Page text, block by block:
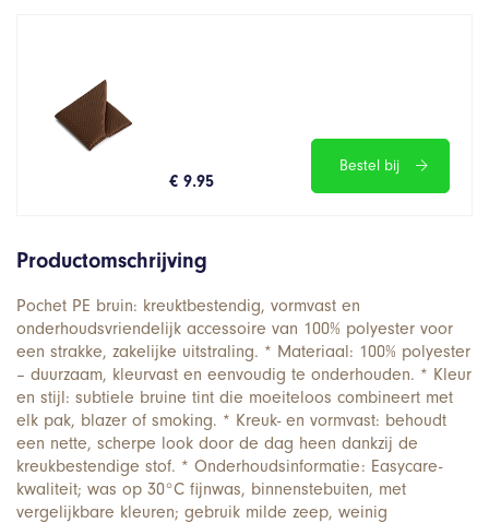
€ 9.95
Bestel bij
Productomschrijving
Pochet PE bruin: kreuktbestendig, vormvast en
onderhoudsvriendelijk accessoire van 100% polyester voor
een strakke, zakelijke uitstraling. * Materiaal: 100% polyester
– duurzaam, kleurvast en eenvoudig te onderhouden. * Kleur
en stijl: subtiele bruine tint die moeiteloos combineert met
elk pak, blazer of smoking. * Kreuk- en vormvast: behoudt
een nette, scherpe look door de dag heen dankzij de
kreukbestendige stof. * Onderhoudsinformatie: Easycare-
kwaliteit; was op 30°C fijnwas, binnenstebuiten, met
vergelijkbare kleuren; gebruik milde zeep, weinig